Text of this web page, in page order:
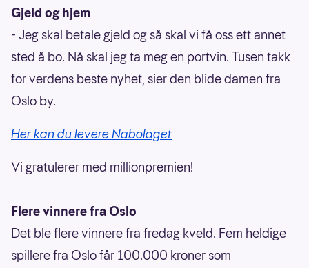
Gjeld og hjem
- Jeg skal betale gjeld og så skal vi få oss ett annet
sted å bo. Nå skal jeg ta meg en portvin. Tusen takk
for verdens beste nyhet, sier den blide damen fra
Oslo by.
Her kan du levere Nabolaget
Vi gratulerer med millionpremien!
Flere vinnere fra Oslo
Det ble flere vinnere fra fredag kveld. Fem heldige
spillere fra Oslo får 100.000 kroner som